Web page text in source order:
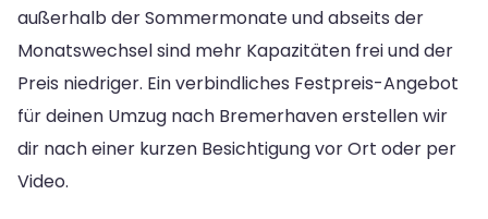
außerhalb der Sommermonate und abseits der
Monatswechsel sind mehr Kapazitäten frei und der
Preis niedriger. Ein verbindliches Festpreis-Angebot
für deinen Umzug nach Bremer­haven erstellen wir
dir nach einer kurzen Besichtigung vor Ort oder per
Video.